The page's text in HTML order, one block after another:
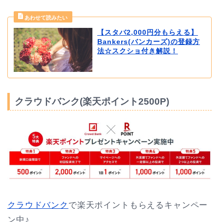
【スタバ2,000円分もらえる】
Bankers(バンカーズ)の登録方
法☆スクショ付き解説！
クラウドバンク(楽天ポイント2500P)
クラウドバンク で楽天ポイントもらえるキャンペー
ン中♪